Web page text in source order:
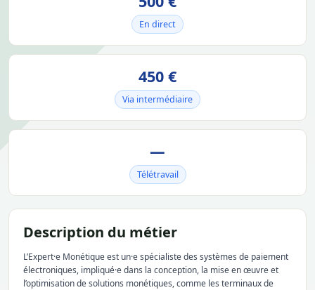
En direct
450 €
Via intermédiaire
—
Télétravail
Description du métier
L’Expert·e Monétique est un·e spécialiste des systèmes de paiement
électroniques, impliqué·e dans la conception, la mise en œuvre et
l’optimisation de solutions monétiques, comme les terminaux de